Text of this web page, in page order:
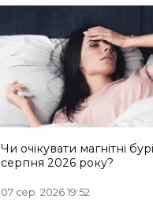
Чи очікувати магнітні
серпня 2026 року?
07 сер. 2026 19:52